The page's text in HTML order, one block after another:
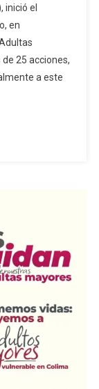
Acciones
En
inició el
en
de 25 acciones,
a este